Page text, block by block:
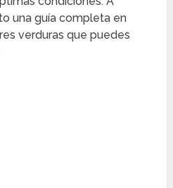
una guía completa en
verduras que puedes